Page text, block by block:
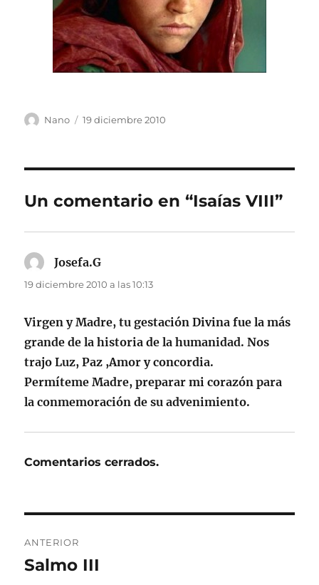
Autor
Nano
Publicado
19 diciembre 2010
Un comentario en “Isaías VIII”
Josefa.G
19 diciembre 2010 a las 10:13
Virgen y Madre, tu gestación Divina fue la más
grande de la historia de la humanidad. Nos
trajo Luz, Paz ,Amor y concordia.
Permíteme Madre, preparar mi corazón para
la conmemoración de su advenimiento.
Comentarios cerrados.
de
ANTERIOR
Entrada
Salmo III